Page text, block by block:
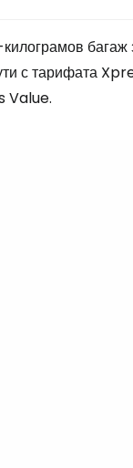
багаж
с тарифата
Value.